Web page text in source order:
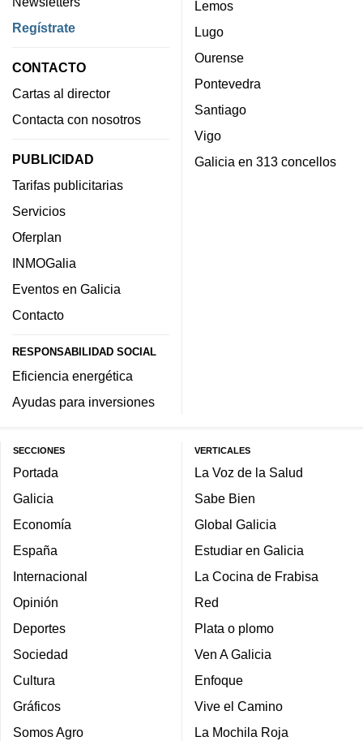
Regístrate
CONTACTO
Cartas al director
Contacta con nosotros
PUBLICIDAD
Tarifas publicitarias
Servicios
Oferplan
INMOGalia
Eventos en Galicia
Contacto
RESPONSABILIDAD SOCIAL
Eficiencia energética
Ayudas para inversiones
Lemos
Lugo
Ourense
Pontevedra
Santiago
Vigo
Galicia en 313 concellos
SECCIONES
Portada
Galicia
Economía
España
Internacional
Opinión
Deportes
Sociedad
Cultura
Gráficos
Somos Agro
VERTICALES
La Voz de la Salud
Sabe Bien
Global Galicia
Estudiar en Galicia
La Cocina de Frabisa
Red
Plata o plomo
Ven A Galicia
Enfoque
Vive el Camino
La Mochila Roja